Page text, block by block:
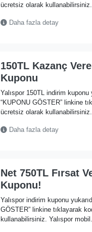
ücretsiz olarak kullanabilirsiniz.
Daha fazla detay
150TL Kazanç
Kuponu
Yalıspor 150TL indirim kuponu
“KUPONU GÖSTER” linkine
ücretsiz olarak kullanabilirsiniz.
Daha fazla detay
Net 750TL Fırsat
Kuponu!
Yalıspor indirim kuponu
GÖSTER” linkine tıklayarak
kullanabilirsiniz. Yalıspor mobil...